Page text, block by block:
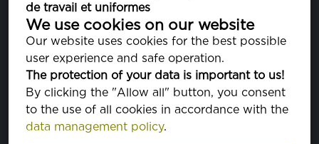
de travail et uniformes
We use cookies on our website
Our website uses cookies for the best possible
user experience and safe operation.
The protection of your data is important to us!
By clicking the "Allow all" button, you consent
to the use of all cookies in accordance with the
data management policy.
PROPRIÉTÉS
COMPOSITION